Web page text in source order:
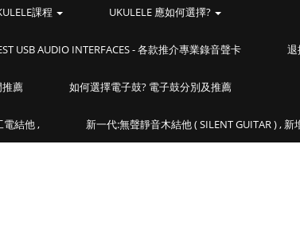
課程 UKULELE 應如何選擇?
USB AUDIO INTERFACES - 各款推介專業錄音聲卡 退
薦 如何選擇電子鼓? 電子鼓分別及推薦
電結他 , 新一代:無聲靜音木結他 ( SILENT GUITAR ) ,